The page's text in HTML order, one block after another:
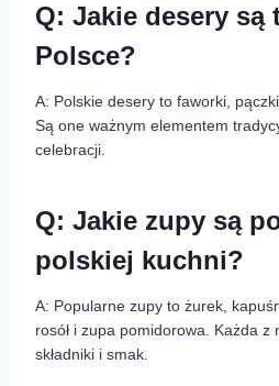
Q: Jakie desery są
Polsce?
A: Polskie desery to faworki,
Są one ważnym elementem
celebracji.
Q: Jakie zupy są
polskiej kuchni?
A: Popularne zupy to żurek,
rosół i zupa pomidorowa. Każda
składniki i smak.